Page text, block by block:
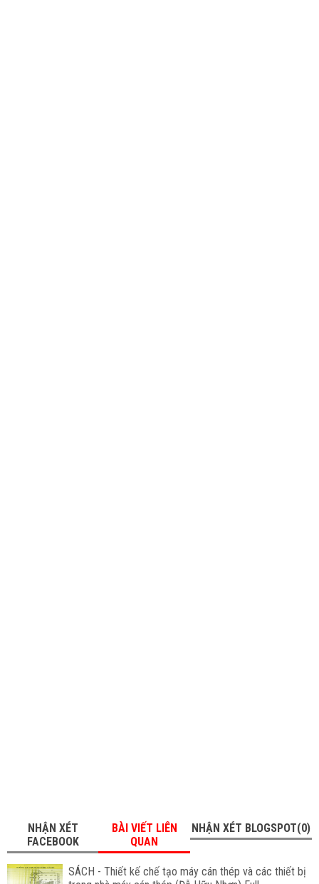
NHẬN XÉT
FACEBOOK
BÀI VIẾT LIÊN
QUAN
NHẬN XÉT BLOGSPOT(0)
SÁCH - Thiết kế chế tạo máy cán thép và các thiết bị